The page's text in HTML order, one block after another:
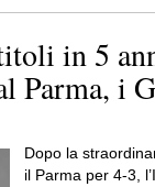
in 5
Parma, i
Dopo la
il Parma per 4-3,